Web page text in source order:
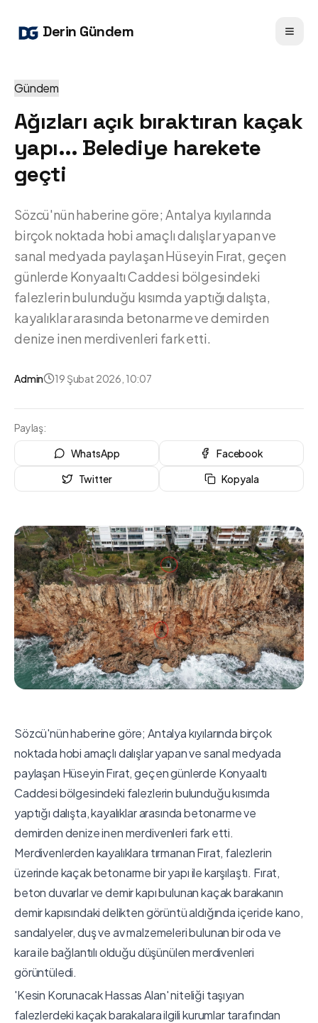
Derin Gündem
Gündem
Ağızları açık bıraktıran kaçak
yapı... Belediye harekete
geçti
Sözcü'nün haberine göre; Antalya kıyılarında
birçok noktada hobi amaçlı dalışlar yapan ve
sanal medyada paylaşan Hüseyin Fırat, geçen
günlerde Konyaaltı Caddesi bölgesindeki
falezlerin bulunduğu kısımda yaptığı dalışta,
kayalıklar arasında betonarme ve demirden
denize inen merdivenleri fark etti.
Admin 19 Şubat 2026, 10:07
Paylaş:
WhatsApp
Facebook
Twitter
Kopyala
Sözcü'nün haberine göre; Antalya kıyılarında birçok
noktada hobi amaçlı dalışlar yapan ve sanal medyada
paylaşan Hüseyin Fırat, geçen günlerde Konyaaltı
Caddesi bölgesindeki falezlerin bulunduğu kısımda
yaptığı dalışta, kayalıklar arasında betonarme ve
demirden denize inen merdivenleri fark etti.
Merdivenlerden kayalıklara tırmanan Fırat, falezlerin
üzerinde kaçak betonarme bir yapı ile karşılaştı. Fırat,
beton duvarlar ve demir kapı bulunan kaçak barakanın
demir kapısındaki delikten görüntü aldığında içeride kano,
sandalyeler, duş ve av malzemeleri bulunan bir oda ve
kara ile bağlantılı olduğu düşünülen merdivenleri
görüntüledi.
'Kesin Korunacak Hassas Alan' niteliği taşıyan
falezlerdeki kaçak barakalara ilgili kurumlar tarafından